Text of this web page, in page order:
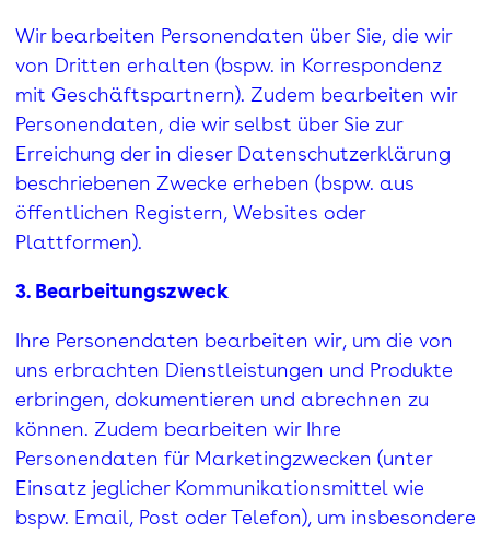
Wir bearbeiten Personendaten über Sie, die wir
von Dritten erhalten (bspw. in Korrespondenz
mit Geschäftspartnern). Zudem bearbeiten wir
Personendaten, die wir selbst über Sie zur
Erreichung der in dieser Datenschutzerklärung
beschriebenen Zwecke erheben (bspw. aus
öffentlichen Registern, Websites oder
Plattformen).
3. Bearbeitungszweck
Ihre Personendaten bearbeiten wir, um die von
uns erbrachten Dienstleistungen und Produkte
erbringen, dokumentieren und abrechnen zu
können. Zudem bearbeiten wir Ihre
Personendaten für Marketingzwecken (unter
Einsatz jeglicher Kommunikationsmittel wie
bspw. Email, Post oder Telefon), um insbesondere